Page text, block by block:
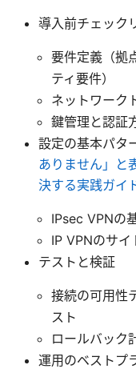
導入前チェック
要件定義（拠
ティ要件）
ネットワーク
鍵管理と認証
設定の基本パタ
ありません」と
決する実践ガイ
IPsec VPNの
IP VPNのサ
テストと検証
接続の可用性
スト
ロールバック
運用のベストプ